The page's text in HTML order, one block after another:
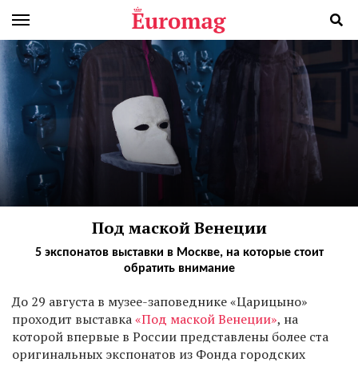
Под маской Венеции
5 экспонатов выставки в Москве, на которые стоит
обратить внимание
До 29 августа в музее-заповеднике «Царицыно»
проходит выставка«Под маской Венеции», на
которой впервые в России представлены более ста
оригинальных экспонатов из Фонда городских